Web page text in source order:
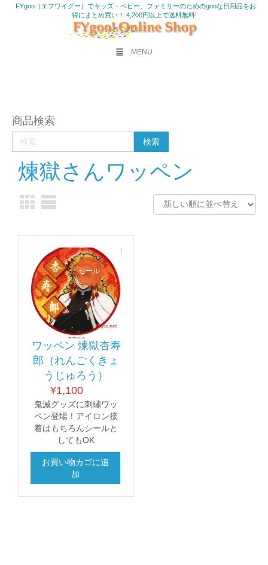
FYgoo（エフワイグー）でキッズ・ベビー、ファミリーのためのgooな日用品をお
得にまとめ買い！ 4,200円以上で送料無料!
MENU
商品検索
煉獄さんワッペン
ワッペン 煉獄杏寿
郎（れんごくきょ
うじゅろう）
¥1,100
鬼滅グッズに刺繡ワッ
ペン登場！アイロン接
着はもちろんシールと
してもOK
お買い物カゴに追
加
セール